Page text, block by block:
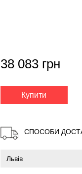
✕
38 083 грн
Купити
СПОСОБИ